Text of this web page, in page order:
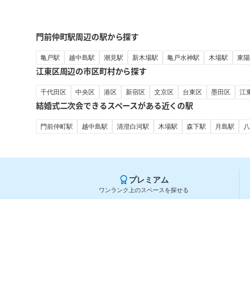
門前仲町駅周辺の駅から探す
亀戸駅 越中島駅 潮見駅 新木場駅 亀戸水神駅 木場駅 東
江東区周辺の市区町村から探す
千代田区 中央区 港区 新宿区 文京区 台東区 墨田区 江
結婚式二次会できるスペースがある近くの駅
門前仲町駅 越中島駅 清澄白河駅 木場駅 森下駅 月島駅
プレミアム
ワンランク上のスペースを探せる